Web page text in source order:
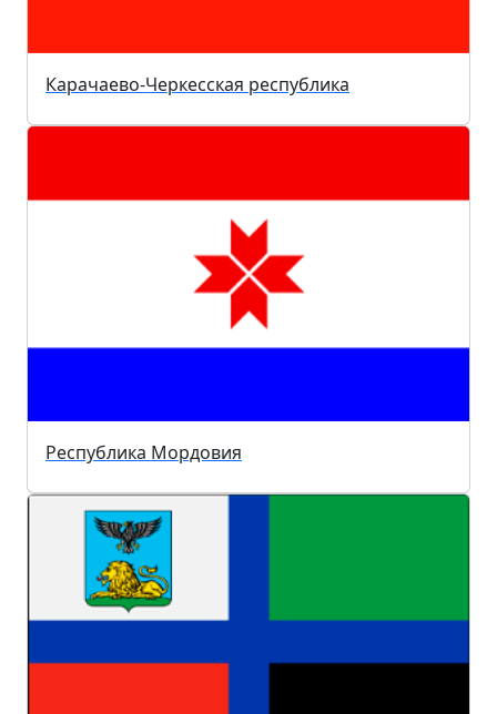
Карачаево-Черкесская республика
Республика Мордовия